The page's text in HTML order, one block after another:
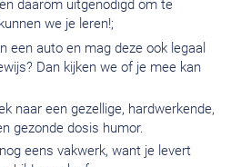
daarom uitgenodigd om te
we je leren!;
een auto en mag deze ook legaal
Dan kijken we of je mee kan
naar een gezellige, hardwerkende,
gezonde dosis humor.
eens vakwerk, want je levert